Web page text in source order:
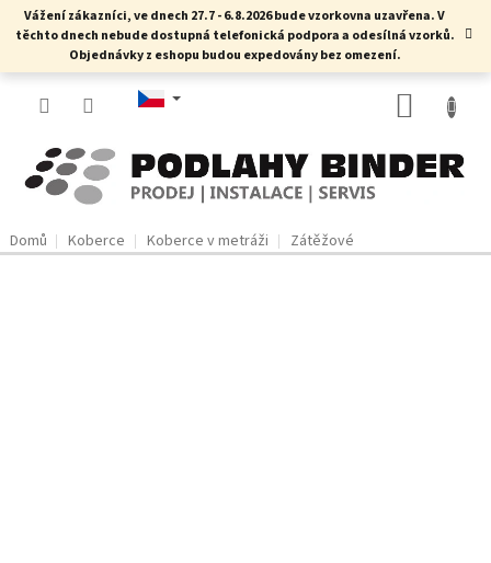
PřejítVážení zákazníci, ve dnech 27.7 - 6.8.2026 bude vzorkovna uzavřena. V
těchto dnech nebude dostupná telefonická podpora a odesílná vzorků.
Objednávky z eshopu budou expedovány bez omezení.
Domů Koberce Koberce v metráži Zátěžové